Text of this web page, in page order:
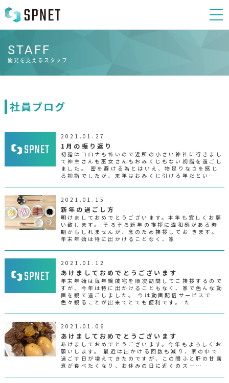
STAFF
開発を支えるスタッフ
社員ブログ
2021.01.27
1月の振り返り
初詣はコロナも怖いので近所の小さい神社に行きまし
て神主さんも巫女さんもおみくじもない初詣を過ごし
ました。 密を避ける為とはいえ、物足りなさを感じ
る初詣でしたが、来年はおみくじ引ける年だとい…
2021.01.15
新年の過ごし方
明けましておめでとうございます。本年も宜しくお願
い致します。 そろそろ新年の挨拶に違和感がある時
期かもしれませんが、念のため挨拶してお きます。
年末年始は特に出かけることなく、家…
2021.01.12
あけましておめでとうございます
年末年始は毎年親戚宅を順次訪問してご挨拶するので
すが、今年は特に出かけることもなく、家で色んな動
画を観て過ごしました。 今は動画配信サービスで
色々観ることが出来てとても便利です。 た…
2021.01.06
あけましておめでとうございます
あけましておめでとうございます。今年もよろしくお
願いします。 最近は出かける回数も減り、家の中で
過ごす日が増えてきたのですが、この間ふと肝の甘露
煮が食べたくなり、お休みの日に近くのスー…